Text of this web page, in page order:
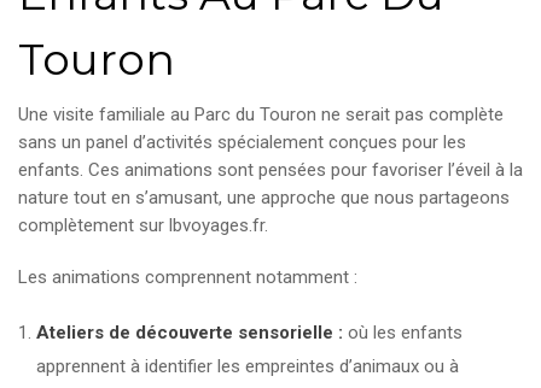
Touron
Une visite familiale au Parc du Touron ne serait pas complète
sans un panel d’activités spécialement conçues pour les
enfants. Ces animations sont pensées pour favoriser l’éveil à la
nature tout en s’amusant, une approche que nous partageons
complètement sur lbvoyages.fr.
Les animations comprennent notamment :
Ateliers de découverte sensorielle : où les enfants
apprennent à identifier les empreintes d’animaux ou à